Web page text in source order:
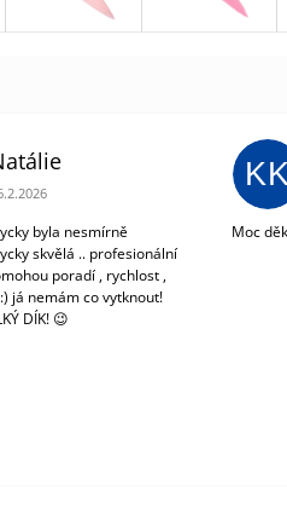
obchodu je 5 z 5 hvězdiček.
byla nesmírně
skvělá .. profesionální
poradí , rychlost ,
já nemám co vytknout!
DÍK! 😉
Moc